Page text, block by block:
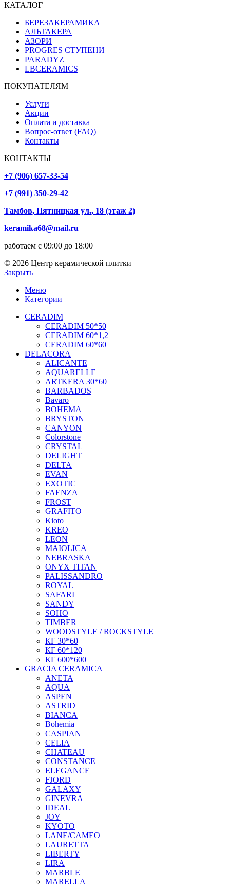
КАТАЛОГ
БЕРЕЗАКЕРАМИКА
АЛЬТАКЕРА
АЗОРИ
PROGRES СТУПЕНИ
PARADYZ
LBCERAMICS
ПОКУПАТЕЛЯМ
Услуги
Акции
Оплата и доставка
Вопрос-ответ (FAQ)
Контакты
КОНТАКТЫ
+7 (906) 657-33-54
+7 (991) 350-29-42
Тамбов, Пятницкая ул., 18 (этаж 2)
keramika68@mail.ru
работаем с 09:00 до 18:00
© 2026 Центр керамической плитки
Закрыть
Меню
Категории
CERADIM
CERADIM 50*50
CERADIM 60*1,2
CERADIM 60*60
DELACORA
ALICANTE
AQUARELLE
ARTKERA 30*60
BARBADOS
Bavaro
BOHEMA
BRYSTON
CANYON
Colorstone
CRYSTAL
DELIGHT
DELTA
EVAN
EXOTIC
FAENZA
FROST
GRAFITO
Kioto
KREO
LEON
MAIOLICA
NEBRASKA
ONYX TITAN
PALISSANDRO
ROYAL
SAFARI
SANDY
SOHO
TIMBER
WOODSTYLE / ROCKSTYLE
КГ 30*60
КГ 60*120
КГ 600*600
GRACIA CERAMICA
ANETA
AQUA
ASPEN
ASTRID
BIANCA
Bohemia
CASPIAN
CELIA
CHATEAU
CONSTANCE
ELEGANCE
FJORD
GALAXY
GINEVRA
IDEAL
JOY
KYOTO
LANE/CAMEO
LAURETTA
LIBERTY
LIRA
MARBLE
MARELLA